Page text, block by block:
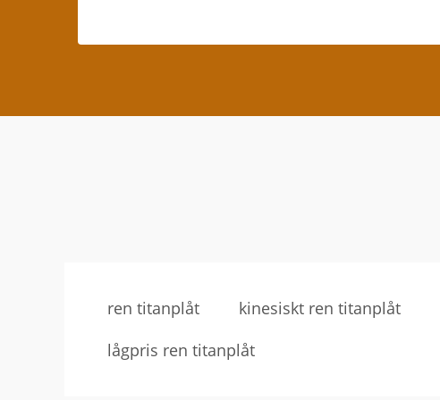
ren titanplåt kinesiskt ren titanplåt
lågpris ren titanplåt